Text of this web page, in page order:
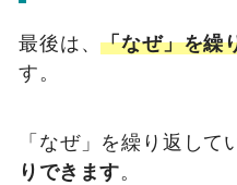
最後は、「なぜ」を繰
す。
「なぜ」を繰り返して
りできます。